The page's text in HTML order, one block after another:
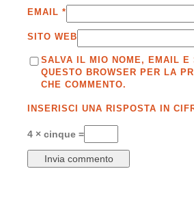
EMAIL *
SITO WEB
SALVA IL MIO NOME, EMAIL E
QUESTO BROWSER PER LA
CHE COMMENTO.
INSERISCI UNA RISPOSTA IN
4 × cinque =